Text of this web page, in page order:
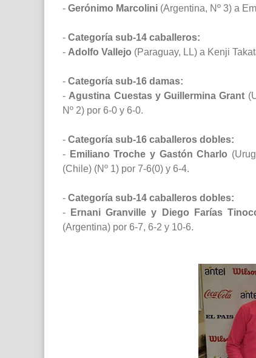
- Gerónimo Marcolini (Argentina, Nº 3) a
- Categoría sub-14 caballeros:
- Adolfo Vallejo (Paraguay, LL) a Kenji
- Categoría sub-16 damas:
- Agustina Cuestas y Guillermina Grant
Nº 2) por 6-0 y 6-0.
- Categoría sub-16 caballeros dobles:
- Emiliano Troche y Gastón Charlo
(Chile) (Nº 1) por 7-6(0) y 6-4.
- Categoría sub-14 caballeros dobles:
-
Ernani Granville y Diego Farías
(Argentina) por 6-7, 6-2 y 10-6.